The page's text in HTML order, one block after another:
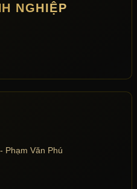
NGHIỆP
Phạm Văn Phú